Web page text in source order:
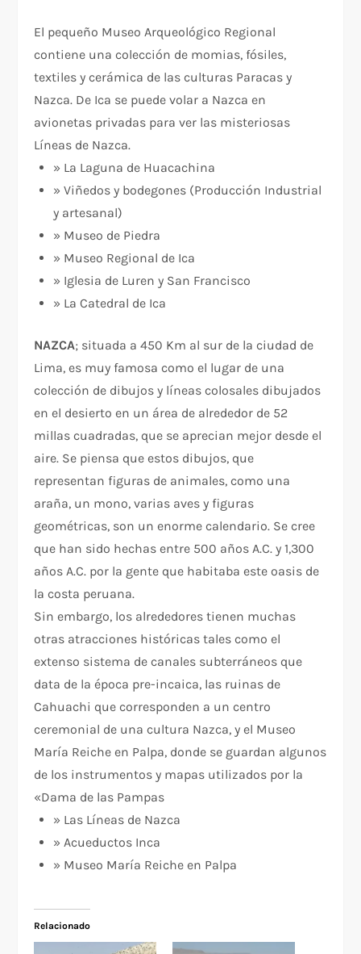
El pequeño Museo Arqueológico Regional
contiene una colección de momias, fósiles,
textiles y cerámica de las culturas Paracas y
Nazca. De Ica se puede volar a Nazca en
avionetas privadas para ver las misteriosas
Líneas de Nazca.
» La Laguna de Huacachina
» Viñedos y bodegones (Producción Industrial
y artesanal)
» Museo de Piedra
» Museo Regional de Ica
» Iglesia de Luren y San Francisco
» La Catedral de Ica
NAZCA; situada a 450 Km al sur de la ciudad de
Lima, es muy famosa como el lugar de una
colección de dibujos y líneas colosales dibujados
en el desierto en un área de alrededor de 52
millas cuadradas, que se aprecian mejor desde el
aire. Se piensa que estos dibujos, que
representan figuras de animales, como una
araña, un mono, varias aves y figuras
geométricas, son un enorme calendario. Se cree
que han sido hechas entre 500 años A.C. y 1,300
años A.C. por la gente que habitaba este oasis de
la costa peruana.
Sin embargo, los alrededores tienen muchas
otras atracciones históricas tales como el
extenso sistema de canales subterráneos que
data de la época pre-incaica, las ruinas de
Cahuachi que corresponden a un centro
ceremonial de una cultura Nazca, y el Museo
María Reiche en Palpa, donde se guardan algunos
de los instrumentos y mapas utilizados por la
«Dama de las Pampas
» Las Líneas de Nazca
» Acueductos Inca
» Museo María Reiche en Palpa
Relacionado